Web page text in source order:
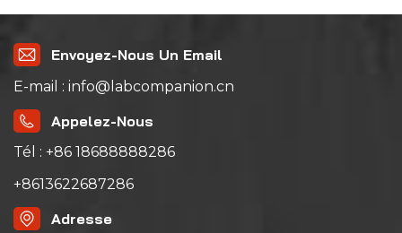
Envoyez-Nous Un Email
E-mail : info@labcompanion.cn
Appelez-Nous
Tél : +86 18688888286
+8613622687286
Adresse